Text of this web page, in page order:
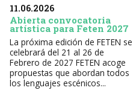
11.06.2026
Abierta convocatoria
artística para Feten 2027
La próxima edición de FETEN se
celebrará del 21 al 26 de
Febrero de 2027 FETEN acoge
propuestas que abordan todos
los lenguajes escénicos...